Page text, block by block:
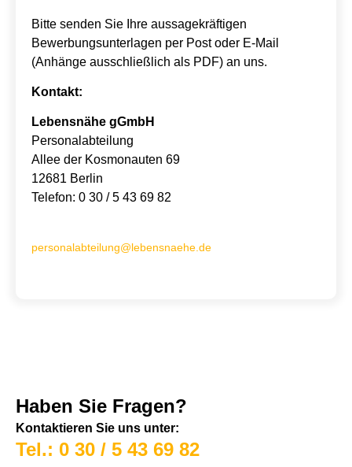
Bitte senden Sie Ihre aussagekräftigen
Bewerbungsunterlagen per Post oder E-Mail
(Anhänge ausschließlich als PDF) an uns.
Kontakt:
Lebensnähe gGmbH
Personalabteilung
Allee der Kosmonauten 69
12681 Berlin
Telefon: 0 30 / 5 43 69 82
personalabteilung@lebensnaehe.de
Haben Sie Fragen?
Kontaktieren Sie uns unter:
Tel.: 0 30 / 5 43 69 82